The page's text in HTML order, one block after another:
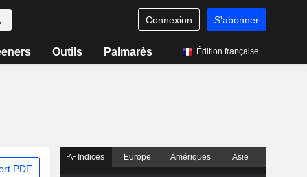
Connexion S'abonner
Outils Palmarès Édition française
PDF
Indices Europe Amériques Asie